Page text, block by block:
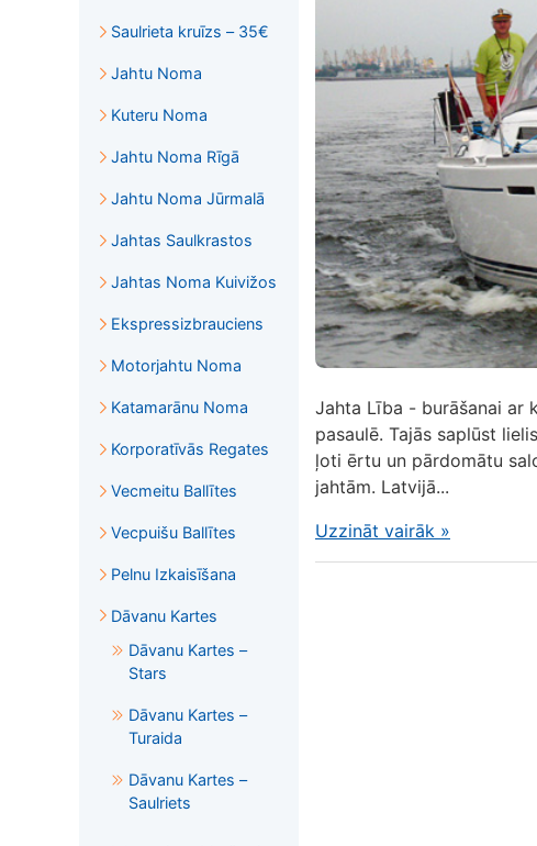
Saulrieta kruīzs – 35€
Jahtu Noma
Kuteru Noma
Jahtu Noma Rīgā
Jahtu Noma Jūrmalā
Jahtas Saulkrastos
Jahtas Noma Kuivižos
Ekspressizbrauciens
Motorjahtu Noma
Katamarānu Noma
Korporatīvās Regates
Vecmeitu Ballītes
Vecpuišu Ballītes
Pelnu Izkaisīšana
Dāvanu Kartes
Dāvanu Kartes –
Stars
Dāvanu Kartes –
Turaida
Dāvanu Kartes –
Saulriets
Jahta Lība - burāšanai ar
pasaulē. Tajās saplūst
ļoti ērtu un pārdomātu
jahtām. Latvijā...
Uzzināt vairāk »